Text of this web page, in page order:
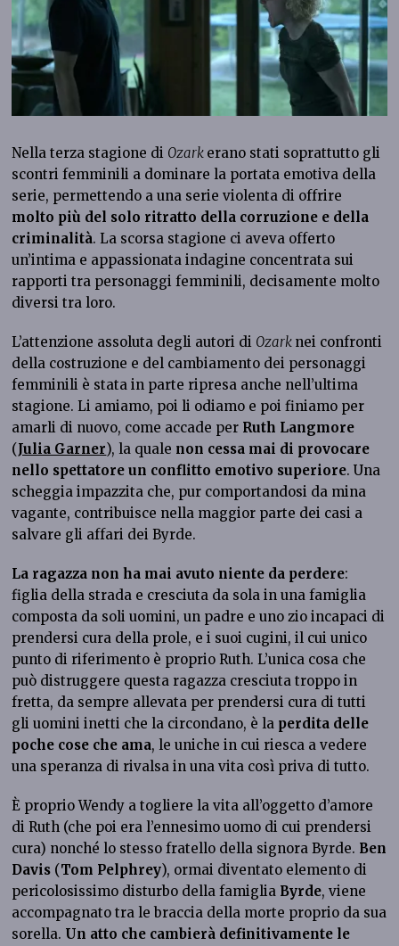
Nella terza stagione di Ozark erano stati soprattutto gli
scontri femminili a dominare la portata emotiva della
serie, permettendo a una serie violenta di offrire
molto più del solo ritratto della corruzione e della
criminalità. La scorsa stagione ci aveva offerto
un’intima e appassionata indagine concentrata sui
rapporti tra personaggi femminili, decisamente molto
diversi tra loro.
L’attenzione assoluta degli autori di Ozark nei confronti
della costruzione e del cambiamento dei personaggi
femminili è stata in parte ripresa anche nell’ultima
stagione. Li amiamo, poi li odiamo e poi finiamo per
amarli di nuovo, come accade per Ruth Langmore
(Julia Garner), la quale non cessa mai di provocare
nello spettatore un conflitto emotivo superiore. Una
scheggia impazzita che, pur comportandosi da mina
vagante, contribuisce nella maggior parte dei casi a
salvare gli affari dei Byrde.
La ragazza non ha mai avuto niente da perdere:
figlia della strada e cresciuta da sola in una famiglia
composta da soli uomini, un padre e uno zio incapaci di
prendersi cura della prole, e i suoi cugini, il cui unico
punto di riferimento è proprio Ruth. L’unica cosa che
può distruggere questa ragazza cresciuta troppo in
fretta, da sempre allevata per prendersi cura di tutti
gli uomini inetti che la circondano, è la perdita delle
poche cose che ama, le uniche in cui riesca a vedere
una speranza di rivalsa in una vita così priva di tutto.
È proprio Wendy a togliere la vita all’oggetto d’amore
di Ruth (che poi era l’ennesimo uomo di cui prendersi
cura) nonché lo stesso fratello della signora Byrde. Ben
Davis (Tom Pelphrey), ormai diventato elemento di
pericolosissimo disturbo della famiglia Byrde, viene
accompagnato tra le braccia della morte proprio da sua
sorella. Un atto che cambierà definitivamente le